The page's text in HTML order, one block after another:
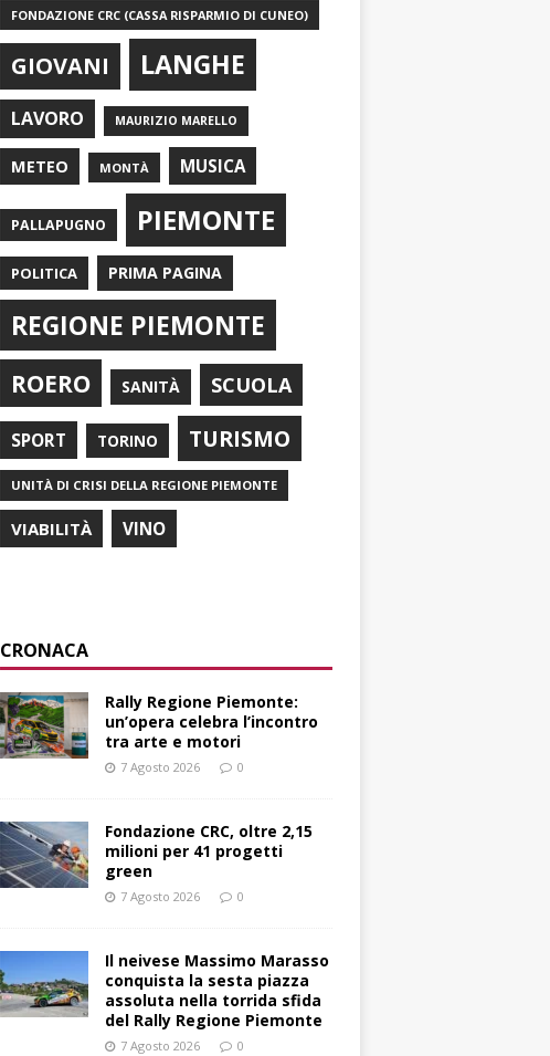
FONDAZIONE CRC (CASSA RISPARMIO DI CUNEO)
GIOVANI LANGHE
LAVORO MAURIZIO MARELLO
METEO MONTÀ MUSICA
PALLAPUGNO PIEMONTE
POLITICA PRIMA PAGINA
REGIONE PIEMONTE
ROERO SANITÀ SCUOLA
SPORT TORINO TURISMO
UNITÀ DI CRISI DELLA REGIONE PIEMONTE
VIABILITÀ VINO
CRONACA
Rally Regione Piemonte:
un’opera celebra l’incontro
tra arte e motori
7 Agosto 2026 0
Fondazione CRC, oltre 2,15
milioni per 41 progetti
green
7 Agosto 2026 0
Il neivese Massimo Marasso
conquista la sesta piazza
assoluta nella torrida sfida
del Rally Regione Piemonte
7 Agosto 2026 0